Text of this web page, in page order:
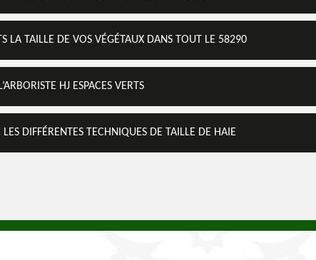
LA TAILLE DE VOS VÉGÉTAUX DANS TOUT LE 58290
HJ ESPACES VERTS
DIFFÉRENTES TECHNIQUES DE TAILLE DE HAIE